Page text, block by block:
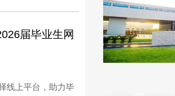
届毕业生网
线上平台，助力毕